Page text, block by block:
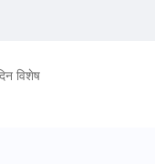
विशेष